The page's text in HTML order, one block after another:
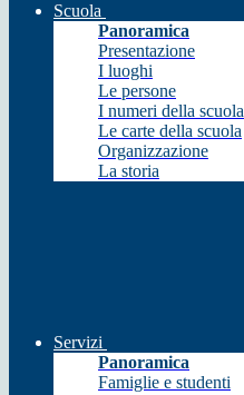
Scuola
Panoramica
Presentazione
I luoghi
Le persone
I numeri della scuola
Le carte della scuola
Organizzazione
La storia
Servizi
Panoramica
Famiglie e studenti